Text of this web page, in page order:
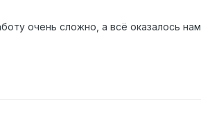
очень сложно, а всё оказалось